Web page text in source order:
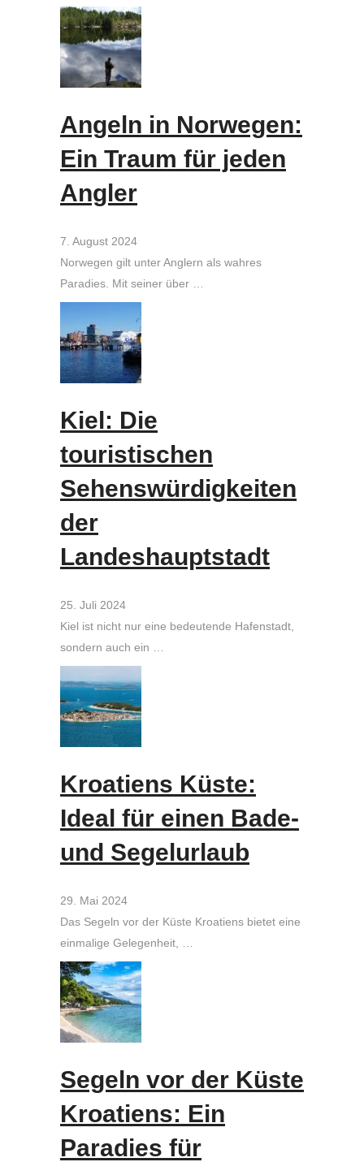
Angeln in Norwegen:
Ein Traum für jeden
Angler
7. August 2024
Norwegen gilt unter Anglern als wahres
Paradies. Mit seiner über …
Kiel: Die
touristischen
Sehenswürdigkeiten
der
Landeshauptstadt
25. Juli 2024
Kiel ist nicht nur eine bedeutende Hafenstadt,
sondern auch ein …
Kroatiens Küste:
Ideal für einen Bade-
und Segelurlaub
29. Mai 2024
Das Segeln vor der Küste Kroatiens bietet eine
einmalige Gelegenheit, …
Segeln vor der Küste
Kroatiens: Ein
Paradies für